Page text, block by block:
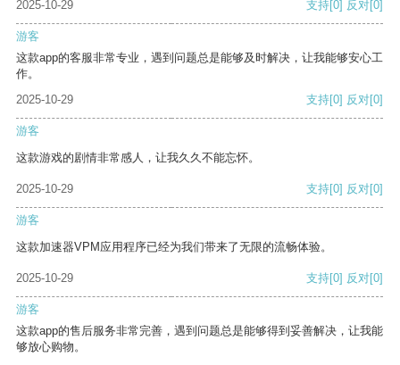
2025-10-29
支持[0] 反对[0]
游客
这款app的客服非常专业，遇到问题总是能够及时解决，让我能够安心工
作。
2025-10-29
支持[0] 反对[0]
游客
这款游戏的剧情非常感人，让我久久不能忘怀。
2025-10-29 支持[0] 反对[0]
游客
这款加速器VPM应用程序已经为我们带来了无限的流畅体验。
2025-10-29 支持[0] 反对[0]
游客
这款app的售后服务非常完善，遇到问题总是能够得到妥善解决，让我能
够放心购物。